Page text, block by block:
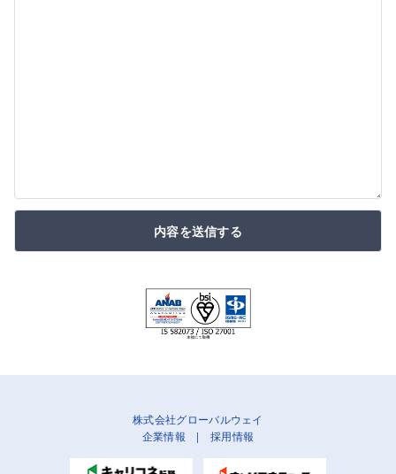
内容を送信する
株式会社グローバルウェイ
企業情報 | 採用情報